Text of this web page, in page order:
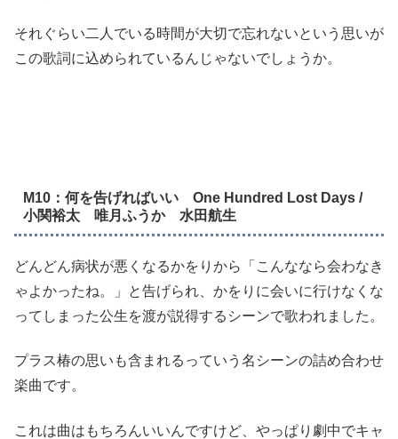
それぐらい二人でいる時間が大切で忘れないという思いが
この歌詞に込められているんじゃないでしょうか。
M10：何を告げればいい One Hundred Lost Days /
小関裕太 唯月ふうか 水田航生
どんどん病状が悪くなるかをりから「こんななら会わなき
ゃよかったね。」と告げられ、かをりに会いに行けなくな
ってしまった公生を渡が説得するシーンで歌われました。
プラス椿の思いも含まれるっていう名シーンの詰め合わせ
楽曲です。
これは曲はもちろんいいんですけど、やっぱり劇中でキャ